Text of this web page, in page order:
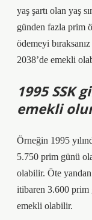
yaş şartı olan yaş
günden fazla prim
ödemeyi
2038’de emekli
1995 SSK
emekli
Örneğin 1995
5.750 prim günü
olabilir. Öte yandan
itibaren 3.600 prim
emekli olabilir.